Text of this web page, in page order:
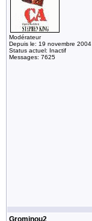
Modérateur
Depuis le: 19 novembre 2004
Status actuel: Inactif
Messages: 7625
Grominou2